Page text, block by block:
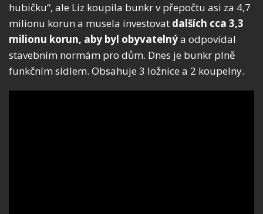
hubičku“, ale Liz koupila bunkr v přepočtu asi za 4,7
milionu korun a musela investovat dalších cca 3,3
milionu korun, aby byl obyvatelnýa odpovídal
stavebním normám pro dům. Dnes je bunkr plně
funkčním sídlem. Obsahuje 3 ložnice a 2 koupelny.